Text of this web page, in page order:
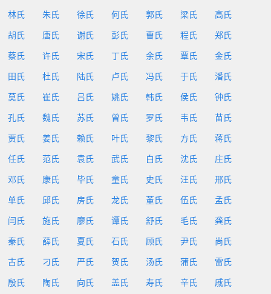
林氏 朱氏 徐氏 何氏 郭氏 梁氏 高氏
胡氏 唐氏 谢氏 彭氏 曹氏 程氏 郑氏
蔡氏 许氏 宋氏 丁氏 余氏 覃氏 金氏
田氏 杜氏 陆氏 卢氏 冯氏 于氏 潘氏
莫氏 崔氏 吕氏 姚氏 韩氏 侯氏 钟氏
孔氏 魏氏 苏氏 曾氏 罗氏 韦氏 苗氏
贾氏 姜氏 赖氏 叶氏 黎氏 方氏 蒋氏
任氏 范氏 袁氏 武氏 白氏 沈氏 庄氏
邓氏 康氏 毕氏 童氏 史氏 汪氏 邢氏
单氏 邱氏 房氏 龙氏 董氏 伍氏 孟氏
闫氏 施氏 廖氏 谭氏 舒氏 毛氏 龚氏
秦氏 薛氏 夏氏 石氏 顾氏 尹氏 尚氏
古氏 刁氏 严氏 贺氏 汤氏 蒲氏 雷氏
殷氏 陶氏 向氏 盖氏 寿氏 辛氏 戚氏